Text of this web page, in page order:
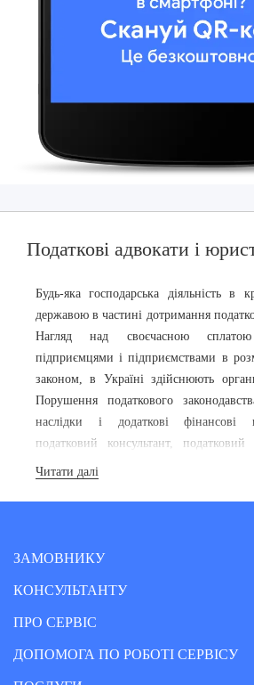
Податкові адвокати і
Будь-яка господарська діяльність в
державою в частині дотримання
Нагляд над своєчасною
підприємцями і підприємствами в
законом, в Україні здійснюють
Порушення податкового
наслідки і додаткові фінансові
податковий консультант,
Києві
або іншому місті нашої країни
податкового
або адвоката по податках
Читати далі
ЗАМОВНИКУ
КОНСУЛЬТАНТУ
ПРО СЕРВІС
ДОПОМОГА ПО РОБОТІ СЕРВІСУ